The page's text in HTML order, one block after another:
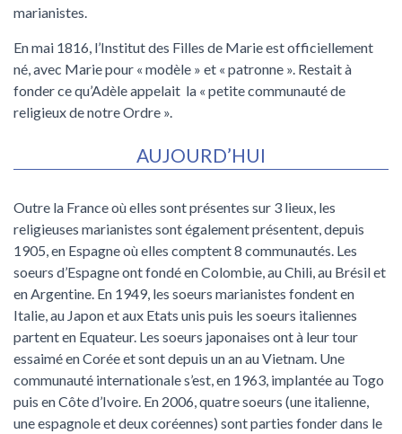
marianistes.
En mai 1816, l’Institut des Filles de Marie est officiellement
né, avec Marie pour « modèle » et « patronne ». Restait à
fonder ce qu’Adèle appelait la « petite communauté de
religieux de notre Ordre ».
AUJOURD’HUI
Outre la France où elles sont présentes sur 3 lieux, les
religieuses marianistes sont également présentent, depuis
1905, en Espagne où elles comptent 8 communautés. Les
soeurs d’Espagne ont fondé en Colombie, au Chili, au Brésil et
en Argentine. En 1949, les soeurs marianistes fondent en
Italie, au Japon et aux Etats unis puis les soeurs italiennes
partent en Equateur. Les soeurs japonaises ont à leur tour
essaimé en Corée et sont depuis un an au Vietnam. Une
communauté internationale s’est, en 1963, implantée au Togo
puis en Côte d’Ivoire. En 2006, quatre soeurs (une italienne,
une espagnole et deux coréennes) sont parties fonder dans le